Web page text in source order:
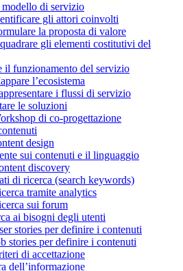
di servizio
gli attori coinvolti
la proposta di valore
gli elementi costitutivi del
il funzionamento del servizio
l’ecosistema
i flussi di servizio
le soluzioni
di co-progettazione
design
sui contenuti e il linguaggio
discovery
di ricerca (search keywords)
tramite analytics
sui forum
ai bisogni degli utenti
stories per definire i contenuti
stories per definire i contenuti
di accettazione
dell’informazione